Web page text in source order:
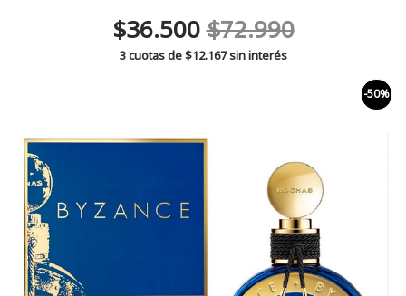
$36.500$72.990
3 cuotas de$12.167sin interés
-50%